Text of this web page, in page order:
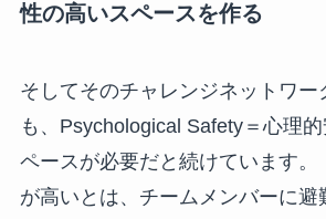
性の高いスペースを作る
そしてそのチャレンジネットワー
も、Psychological Safety＝心理
ペースが必要だと続けています。
が高いとは、チームメンバーに避